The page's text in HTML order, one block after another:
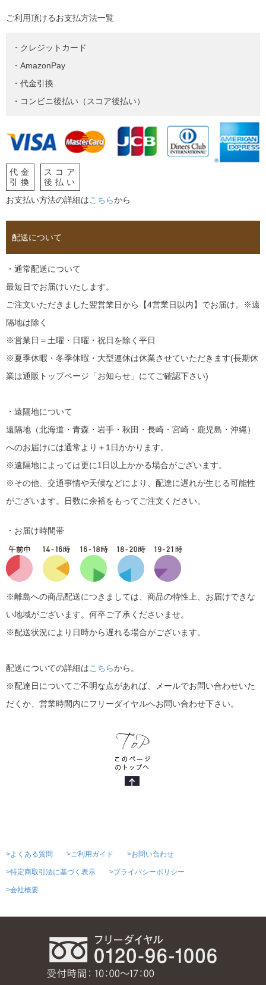
ご利用頂けるお支払方法一覧
・クレジットカード
・AmazonPay
・代金引換
・コンビニ後払い（スコア後払い）
代金
引換
スコア
後払い
お支払い方法の詳細はこちらから
配送について
・通常配送について
最短日でお届けいたします。
ご注文いただきました翌営業日から【4営業日以内】でお届け。※遠
隔地は除く
※営業日＝土曜・日曜・祝日を除く平日
※夏季休暇・冬季休暇・大型連休は休業させていただきます(長期休
業は通販トップページ「お知らせ」にてご確認下さい)
・遠隔地について
遠隔地（北海道・青森・岩手・秋田・長崎・宮崎・鹿児島・沖縄）
へのお届けには通常より＋1日かかります。
※遠隔地によっては更に1日以上かかる場合がございます。
※その他、交通事情や天候などにより、配達に遅れが生じる可能性
がございます。日数に余裕をもってご注文ください。
・お届け時間帯
※離島への商品配送につきましては、商品の特性上、お届けできな
い地域がございます。何卒ご了承くださいませ。
※配送状況により日時から遅れる場合がございます。
配送についての詳細はこちらから。
※配達日についてご不明な点があれば、メールでお問い合わせいた
だくか、営業時間内にフリーダイヤルへお問い合わせ下さい。
>よくある質問 >ご利用ガイド >お問い合わせ
>特定商取引法に基づく表示 >プライバシーポリシー
>会社概要